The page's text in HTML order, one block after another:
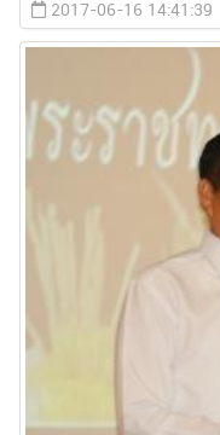
2017-06-16 14:41:39